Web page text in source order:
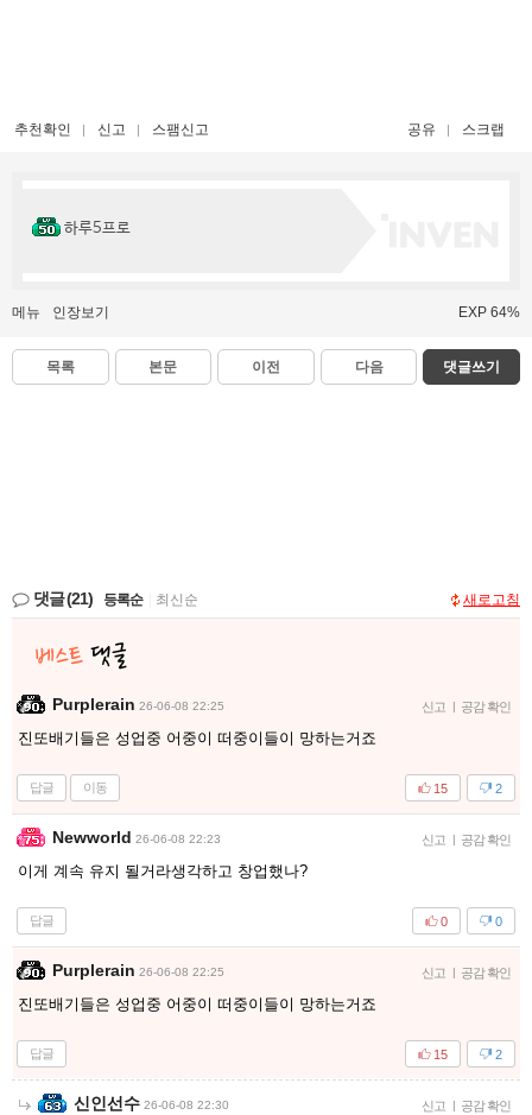
추천확인 신고 스팸신고 공유 스크랩
하루5프로
메뉴 인장보기 EXP 64%
목록 본문 이전 다음 댓글쓰기
댓글(21) 등록순 최신순 새로고침
Purplerain 26-06-08 22:25 신고 공감 확인
진또배기들은 성업중 어중이 떠중이들이 망하는거죠
답글 이동 2
15
Newworld 26-06-08 22:23 신고 공감 확인
이게 계속 유지 될거라생각하고 창업했나?
답글 0
0
Purplerain 26-06-08 22:25 신고 공감 확인
진또배기들은 성업중 어중이 떠중이들이 망하는거죠
답글 2
15
신인선수 26-06-08 22:30 신고 공감 확인